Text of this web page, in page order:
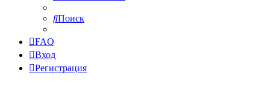
Поиск
FAQ
Вход
Регистрация